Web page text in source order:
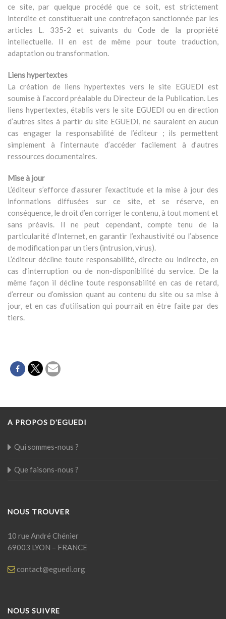
ce site, par quelque procédé que ce soit, est strictement
interdite et constituerait une contrefaçon sanctionnée par les
articles L. 335-2 et suivants du Code de la propriété
intellectuelle. Il en est de même pour toute traduction,
adaptation ou transformation.
Liens hypertextes
La création de liens hypertextes vers le site EGUEDI est
soumise à l’accord préalable du Directeur de la Publication. Les
liens hypertextes, établis vers le site EGUEDI ou en direction
d’autres sites à partir du site EGUEDI, ne sauraient en aucun
cas engager la responsabilité de l’éditeur ; ils permettent
simplement à l’internaute d’accéder facilement à d’autres
ressources documentaires.
Mise à jour
L’éditeur s’efforce d’assurer l’exactitude et la mise à jour des
informations diffusées sur ce site, et se réserve, en
conséquence, le droit d’en corriger le contenu, à tout moment et
sans préavis. Il ne peut cependant, compte tenu de la
particularité d’Internet, en garantir l’exhaustivité ou l’absence
de modification par un tiers (intrusion, virus).
L’éditeur décline toute responsabilité, directe ou indirecte, en
cas d’interruption ou de non-disponibilité du service. De la
même façon il décline toute responsabilité en cas de retard,
d’erreur ou d’omission quant au contenu du site ou sa mise à
jour, et en cas d’utilisation qui pourrait en être faite par des
tiers.
A PROPOS D’EGUEDI
Qui sommes-nous ?
Que faisons-nous ?
NOUS TROUVER
10 rue André Chénier
69003 LYON – FRANCE
contact@eguedi.org
NOUS SUIVRE